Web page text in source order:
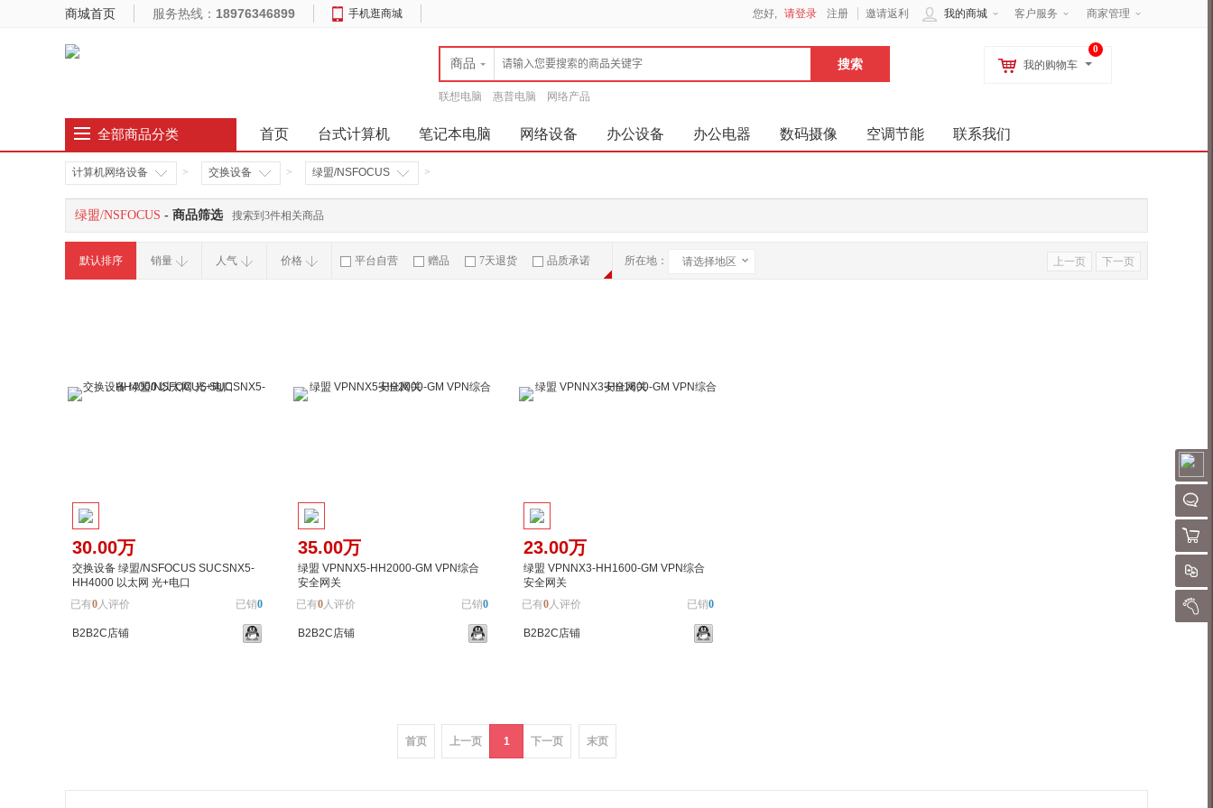
QQ
购物
对
我的
商城首页 服务热线： 18976346899 手机逛商城 客户服务 商家管理
我的商城
您好, 请登录 注册 邀请返利
商品
联想电脑 惠普电脑 网络产品
0
我的购物车
全部商品分类 首页 台式计算机 笔记本电脑 网络设备 办公设备 办公电器 数码摄像 空调节能 联系我们
计算机网络设备 > 交换设备 > 绿盟/NSFOCUS >
绿盟/NSFOCUS - 商品筛选 搜索到3件相关商品
上一页 下一页
默认排序 销量 人气 价格 平台自营 赠品 7天退货 品质承诺 所在地： 请选择地区
30.00万
交换设备 绿盟/NSFOCUS SUCSNX5-
HH4000 以太网 光+电口
已有0人评价 已销0
B2B2C店铺
35.00万
绿盟 VPNNX5-HH2000-GM VPN综合
安全网关
已有0人评价 已销0
B2B2C店铺
23.00万
绿盟 VPNNX3-HH1600-GM VPN综合
安全网关
已有0人评价 已销0
B2B2C店铺
首页 上一页 1 下一页 末页